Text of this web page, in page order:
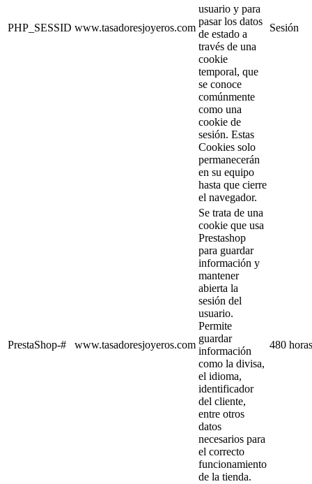
PHP_SESSID www.tasadoresjoyeros.com
usuario y para
pasar los datos
de estado a
través de una
cookie
temporal, que
se conoce
comúnmente
como una
cookie de
sesión. Estas
Cookies solo
permanecerán
en su equipo
hasta que cierre
el navegador.
Sesión
PrestaShop-# www.tasadoresjoyeros.com
Se trata de una
cookie que usa
Prestashop
para guardar
información y
mantener
abierta la
sesión del
usuario.
Permite
guardar
información
como la divisa,
el idioma,
identificador
del cliente,
entre otros
datos
necesarios para
el correcto
funcionamiento
de la tienda.
480 horas